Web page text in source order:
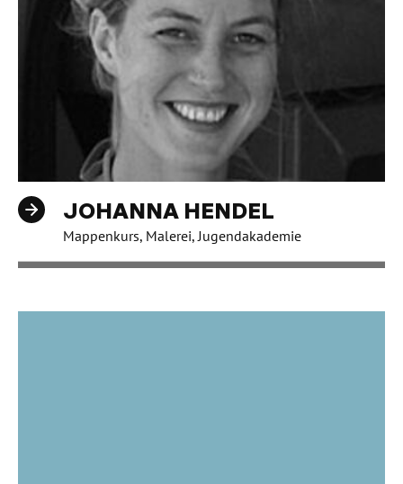
JOHANNA HENDEL
Mappenkurs, Malerei, Jugendakademie